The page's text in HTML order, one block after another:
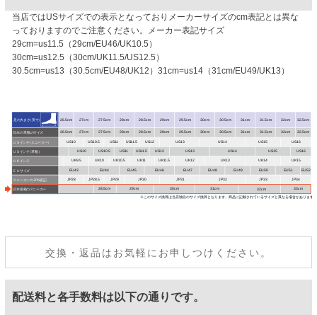
交換・返品はお気軽にお申しつけください。
当店ではUSサイズでの表示となっておりメーカーサイズのcm表記とは異な
っておりますのでご注意ください。メーカー表記サイズ
29cm=us11.5（29cm/EU46/UK10.5）
30cm=us12.5（30cm/UK11.5/US12.5）
30.5cm=us13（30.5cm/EU48/UK12）31cm=us14（31cm/EU49/UK13）
配送料と各手数料は以下の通りです。